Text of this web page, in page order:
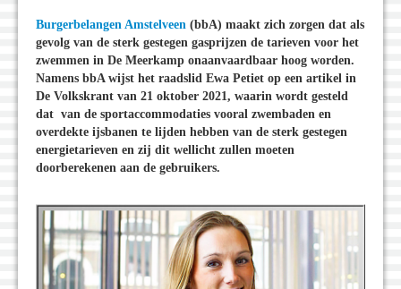
Burgerbelangen Amstelveen (bbA) maakt zich zorgen dat als
gevolg van de sterk gestegen gasprijzen de tarieven voor het
zwemmen in De Meerkamp onaanvaardbaar hoog worden.
Namens bbA wijst het raadslid Ewa Petiet op een artikel in
De Volkskrant van 21 oktober 2021, waarin wordt gesteld
dat van de sportaccommodaties vooral zwembaden en
overdekte ijsbanen te lijden hebben van de sterk gestegen
energietarieven en zij dit wellicht zullen moeten
doorberekenen aan de gebruikers.